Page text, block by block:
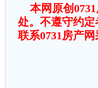
本网原创
处。不遵守约
联系0731房产网